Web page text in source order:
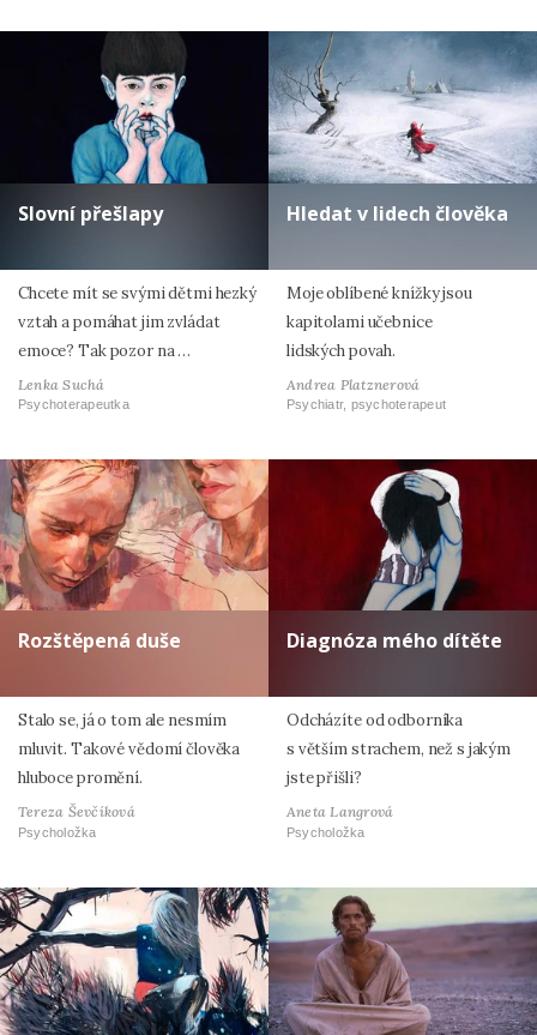
Slovní přešlapy
Chcete mít se svými dětmi hezký
vztah a pomáhat jim zvládat
emoce? Tak pozor na …
Lenka Suchá
Psychoterapeutka
Hledat v lidech člověka
Moje oblíbené knížky jsou
kapitolami učebnice
lidských povah.
Andrea Platznerová
Psychiatr, psychoterapeut
Rozštěpená duše
Stalo se, já o tom ale nesmím
mluvit. Takové vědomí člověka
hluboce promění.
Tereza Ševčíková
Psycholožka
Diagnóza mého dítěte
Odcházíte od odborníka
s větším strachem, než s jakým
jste přišli?
Aneta Langrová
Psycholožka